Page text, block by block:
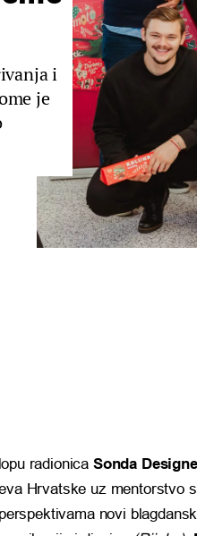
i
je
radionica Sonda
Hrvatske uz mentorstvo
novi